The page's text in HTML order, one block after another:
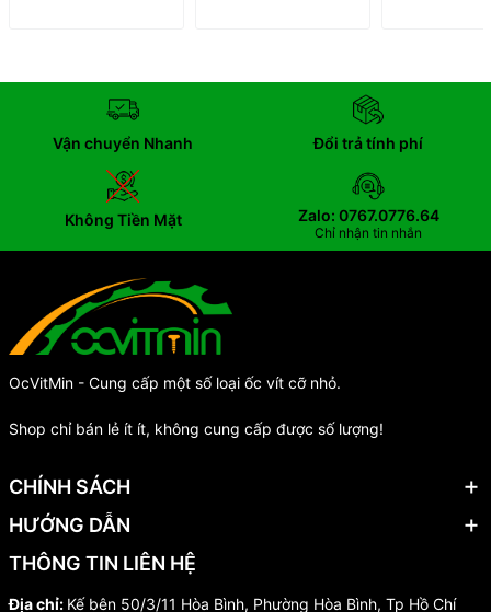
Vận chuyển Nhanh Đổi trả tính phí
Không Tiền Mặt Zalo: 0767.0776.64
Chỉ nhận tin nhắn
OcVitMin - Cung cấp một số loại ốc vít cỡ nhỏ.
Shop chỉ bán lẻ ít ít, không cung cấp được số lượng!
CHÍNH SÁCH
HƯỚNG DẪN
THÔNG TIN LIÊN HỆ
Địa chỉ: Kế bên 50/3/11 Hòa Bình, Phường Hòa Bình, Tp Hồ Chí